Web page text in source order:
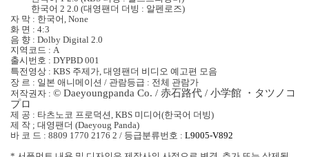
한국어 2 2.0 (대영팬더 더빙 : 알펜로즈)
자 막 : 한국어, None
화 면 : 4:3
음 향 : Dolby Digital 2.0
지역코드 : A
출시번호 : DYPBD 001
특전영상 : KBS 주제가, 대영팬더 비디오 예고편 모음
장 르 : 일본 애니메이션 / 관람등급 : 전체 관람가
저작권자 : © Daeyoungpanda Co. / 赤石路代 / 小学館 ・ タツノコ
プロ
제 공 : 타츠노코 프로덕션, KBS 미디어(한국어 더빙)
제 작 ; 대영팬더 (Daeyoug Panda)
바 코 드 : 8809 1770 2176 2 / 등급분류번호 : L9005-V892